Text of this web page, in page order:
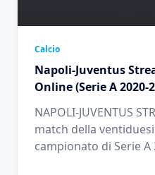
Calcio
Napoli-Juventus
Online (Serie A 2020-
NAPOLI-JUVENTUS
match della
campionato di Serie A